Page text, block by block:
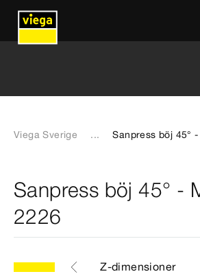
Viega Sverige ... Sanpress böj 45°
Sanpress böj 45° -
2226
CAD-filer Z-dimensioner